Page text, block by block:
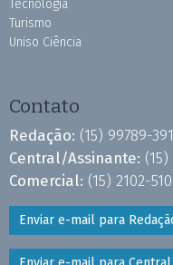
Tecnologia
Turismo
Uniso Ciência
Contato
Redação: (15) 99789-
Central/Assinante:
Comercial: (15) 2102-
Enviar e-mail para